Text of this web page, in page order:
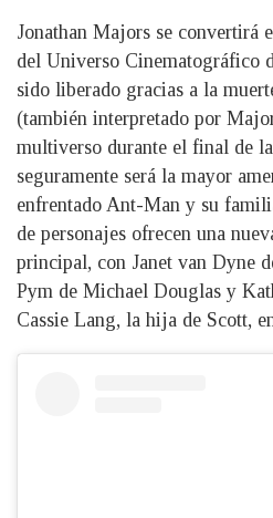
Jonathan Majors se convertirá
del Universo Cinematográfico
sido liberado gracias a la
(también interpretado por
multiverso durante el final de
seguramente será la mayor
enfrentado Ant-Man y su
de personajes ofrecen una
principal, con Janet van Dyne
Pym de Michael Douglas y
Cassie Lang, la hija de Scott,